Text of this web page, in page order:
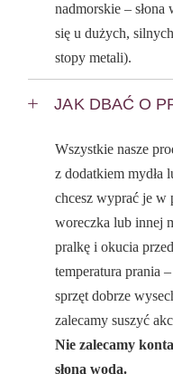
nadmorskie –
się u dużych,
stopy metali).
JAK DBAĆ O
Wszystkie nasze
z dodatkiem mydła
chcesz wyprać je w
woreczka lub innej
pralkę i okucia
temperatura prania
sprzęt dobrze
zalecamy suszyć
Nie zalecamy
słoną wodą.